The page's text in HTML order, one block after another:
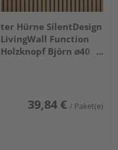
ter Hürne SilentDesign
LivingWall Function
Holzknopf Björn ⌀40
39,84 € / Paket(e)